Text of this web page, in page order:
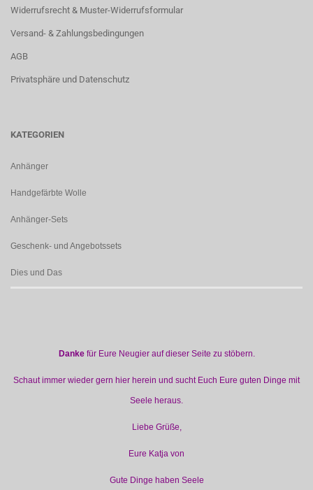
Widerrufsrecht & Muster-Widerrufsformular
Versand- & Zahlungsbedingungen
AGB
Privatsphäre und Datenschutz
KATEGORIEN
Anhänger
Handgefärbte Wolle
Anhänger-Sets
Geschenk- und Angebotssets
Dies und Das
Dankefür Eure Neugier auf dieser Seite zu stöbern.
Schaut immer wieder gern hier herein und sucht Euch Eure guten Dinge mit
Seele heraus.
Liebe Grüße,
Eure Katja von
Gute Dinge haben Seele